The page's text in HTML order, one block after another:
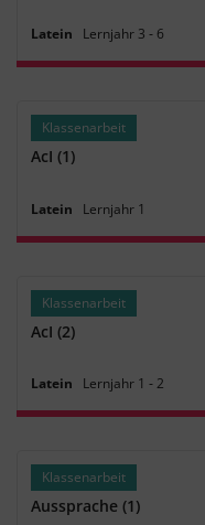
Latein Lernjahr 3 ‐ 6
Klassenarbeit
AcI (1)
Latein Lernjahr 1
Klassenarbeit
AcI (2)
Latein Lernjahr 1 ‐2
Klassenarbeit
Aussprache (1)